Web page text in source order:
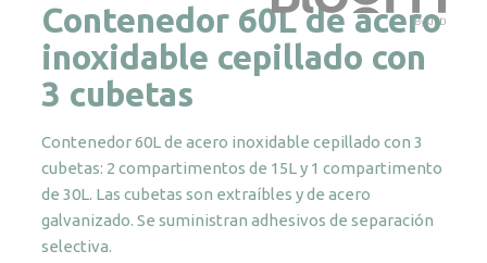
Contenedor 60L de acero
inoxidable cepillado con
3 cubetas
Contenedor 60L de acero inoxidable cepillado con 3
cubetas: 2 compartimentos de 15L y 1 compartimento
de 30L. Las cubetas son extraíbles y de acero
galvanizado. Se suministran adhesivos de separación
selectiva.